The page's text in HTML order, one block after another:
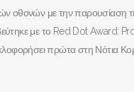
οθονών με την παρουσίαση
με το Red Dot Award:
πρώτα στη Νότια